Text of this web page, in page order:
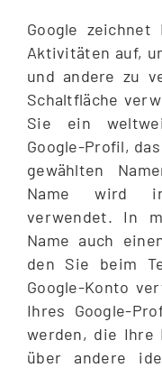
Google
Aktivitäten auf,
und andere zu
Schaltfläche
Sie ein
Google-Profil,
gewählten
Name wird in
verwendet. In
Name auch
den Sie beim
Google-Konto
Ihres Google-
werden, die Ihre
über andere